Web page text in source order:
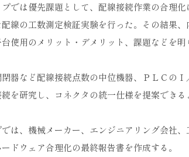
では優先課題として、配線接続作業の合理
線の工数測定検証実験を行った。その結果
使用のメリット・デメリット、課題などを
器など配線接続点数の中位機器、ＰＬＣの
を研究し、コネクタの統一仕様を提案できる
は、機械メーカー、エンジニアリング会社
ドウェア合理化の最終報告書を作成する。